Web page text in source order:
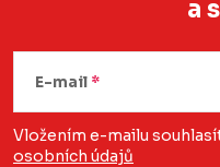
á
a
a
E-mail
Vložením e-mailu
osobních údajů